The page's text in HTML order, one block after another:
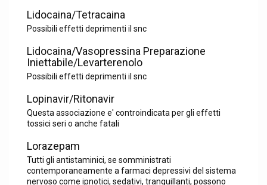
Lidocaina/Tetracaina
Possibili effetti deprimenti il snc
Lidocaina/Vasopressina Preparazione
Iniettabile/Levarterenolo
Possibili effetti deprimenti il snc
Lopinavir/Ritonavir
Questa associazione e' controindicata per gli effetti
tossici seri o anche fatali
Lorazepam
Tutti gli antistaminici, se somministrati
contemporaneamente a farmaci depressivi del sistema
nervoso come ipnotici, sedativi, tranquillanti, possono